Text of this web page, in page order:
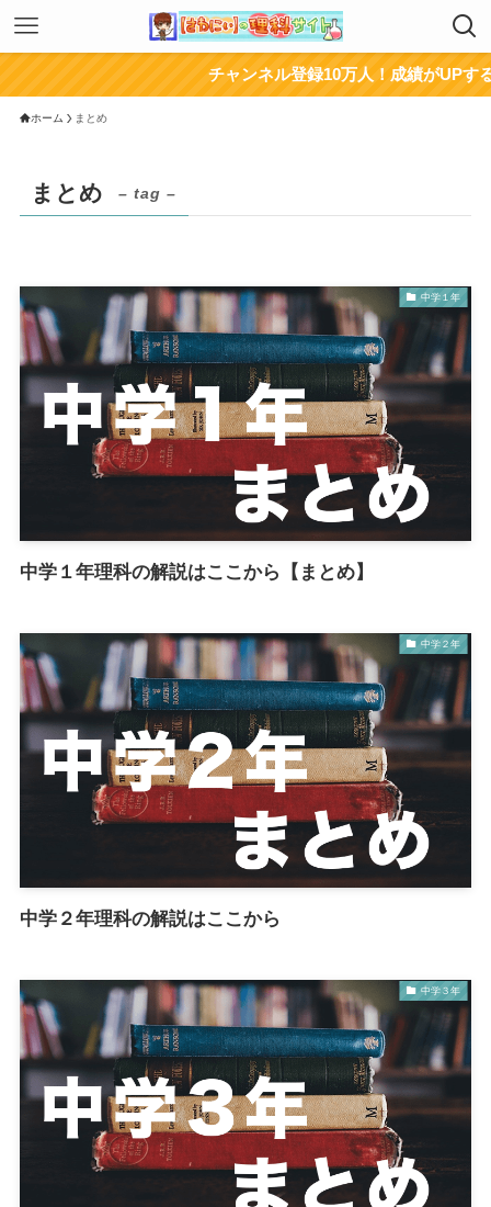
チャンネル登録10万人！成績がUPする
ホーム まとめ
まとめ – tag –
中学１年
中学１年理科の解説はここから【まとめ】
中学２年
中学２年理科の解説はここから
中学３年